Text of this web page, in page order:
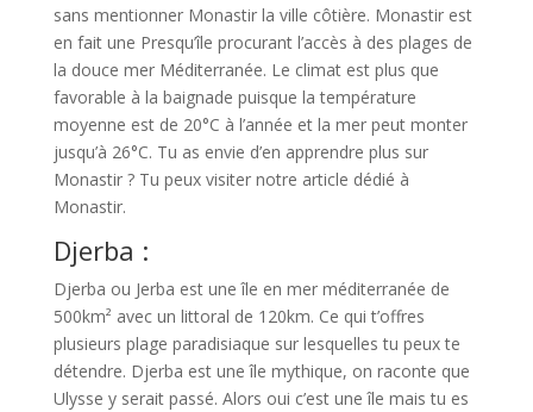
sans mentionner Monastir la ville côtière. Monastir est
en fait une Presqu’île procurant l’accès à des plages de
la douce mer Méditerranée. Le climat est plus que
favorable à la baignade puisque la température
moyenne est de 20°C à l’année et la mer peut monter
jusqu’à 26°C. Tu as envie d’en apprendre plus sur
Monastir ? Tu peux visiter notre article dédié à
Monastir.
Djerba :
Djerba ou Jerba est une île en mer méditerranée de
500km² avec un littoral de 120km. Ce qui t’offres
plusieurs plage paradisiaque sur lesquelles tu peux te
détendre. Djerba est une île mythique, on raconte que
Ulysse y serait passé. Alors oui c’est une île mais tu es